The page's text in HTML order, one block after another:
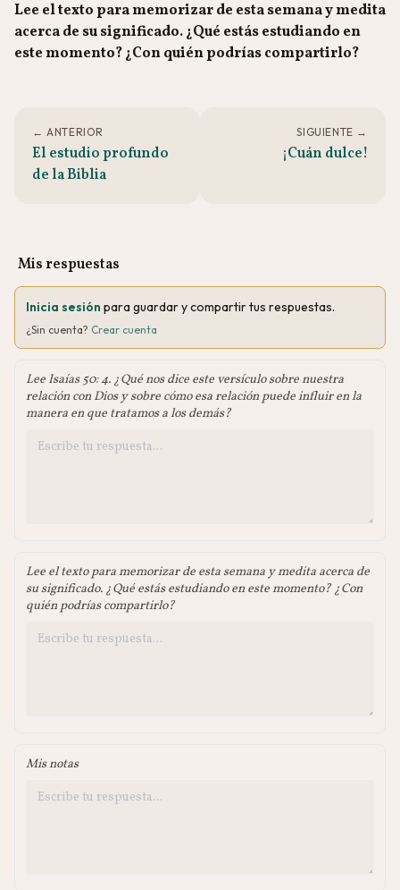
Lee el texto para memorizar de esta semana y medita
acerca de su significado. ¿Qué estás estudiando en
este momento? ¿Con quién podrías compartirlo?
← ANTERIOR
El estudio profundo
de la Biblia
SIGUIENTE →
¡Cuán dulce!
Mis respuestas
Inicia sesión para guardar y compartir tus respuestas.
¿Sin cuenta? Crear cuenta
Lee Isaías 50: 4. ¿Qué nos dice este versículo sobre nuestra
relación con Dios y sobre cómo esa relación puede influir en la
manera en que tratamos a los demás?
Lee el texto para memorizar de esta semana y medita acerca de
su significado. ¿Qué estás estudiando en este momento? ¿Con
quién podrías compartirlo?
Mis notas